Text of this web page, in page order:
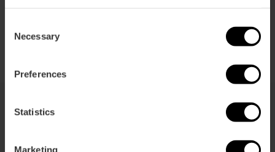
Selection
Necessary
Preferences
Statistics
Marketing